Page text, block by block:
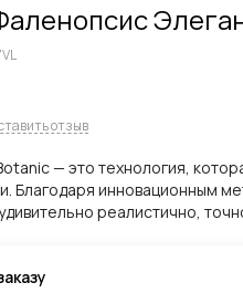
отзыв
— это технология,
Благодаря инновационным
реалистично,